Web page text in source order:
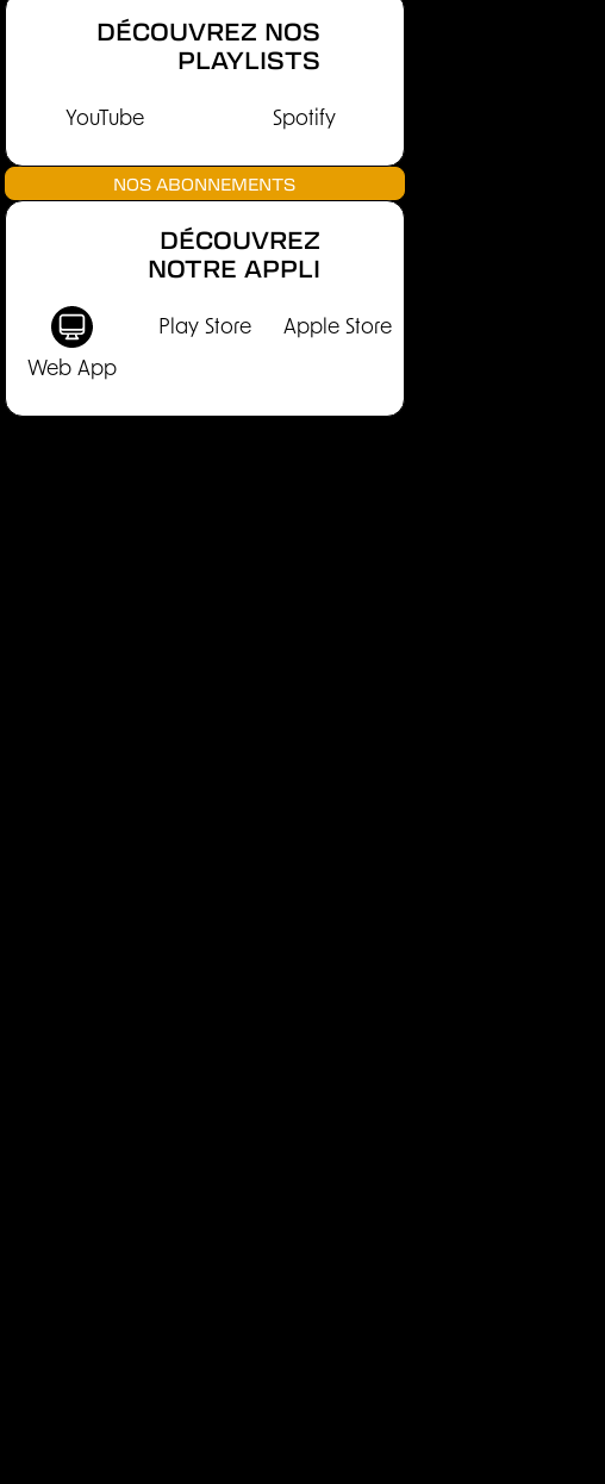
DÉCOUVREZ NOS
PLAYLISTS
YouTube Spotify
NOS ABONNEMENTS
DÉCOUVREZ
NOTRE APPLI
Web App
Play Store Apple Store